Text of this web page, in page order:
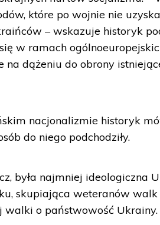
które po wojnie nie
– wskazuje historyk
w ramach
na dążeniu do obrony
nacjonalizmie historyk
do niego podchodziły.
była najmniej ideologiczna
skupiająca weteranów walk
walki o państwowość Ukrainy.